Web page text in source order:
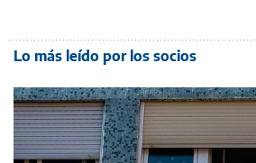
Lo más leído por los socios